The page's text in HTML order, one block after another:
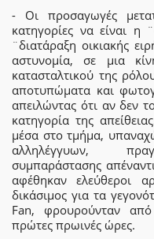
- Οι προσαγωγές
κατηγορίες να είναι η
¨διατάραξη οικιακής
αστυνομία, σε μια
κατασταλτικού της
αποτυπώματα και
απειλώντας ότι αν δεν
κατηγορία της
μέσα στο τμήμα,
αλληλέγγυων,
συμπαράστασης
αφέθηκαν ελεύθεροι
δικάσιμος για τα
Fan, φρουρούνταν
πρώτες πρωινές ώρες.